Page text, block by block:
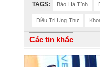
TAGS: Báo Hà Tĩnh
Điều Trị Ung Thư
Các tin khác